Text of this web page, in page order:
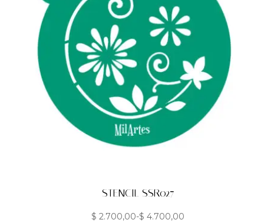
STENCIL SSR027
$ 2.700,00-$ 4.700,00